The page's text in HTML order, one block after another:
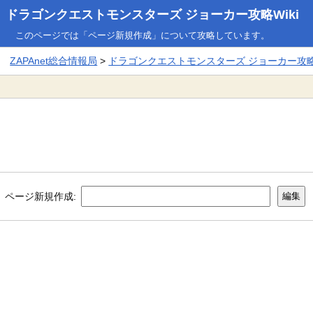
ドラゴンクエストモンスターズ ジョーカー攻略Wiki
このページでは「ページ新規作成」について攻略しています。
ZAPAnet総合情報局 > ドラゴンクエストモンスターズ ジョーカー攻
ページ新規作成: